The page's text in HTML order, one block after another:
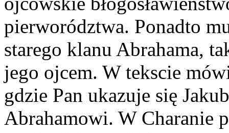
pierworództwa. Ponadto
starego klanu Abrahama,
jego ojcem. W tekscie
gdzie Pan ukazuje się
Abrahamowi. W Charanie